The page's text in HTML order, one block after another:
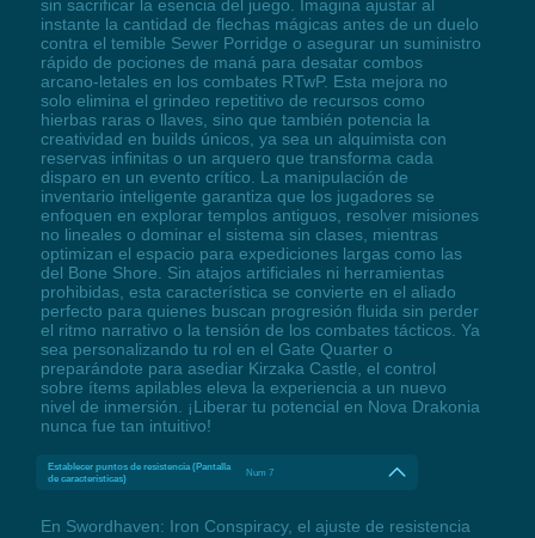
sin sacrificar la esencia del juego. Imagina ajustar al
instante la cantidad de flechas mágicas antes de un duelo
contra el temible Sewer Porridge o asegurar un suministro
rápido de pociones de maná para desatar combos
arcano-letales en los combates RTwP. Esta mejora no
solo elimina el grindeo repetitivo de recursos como
hierbas raras o llaves, sino que también potencia la
creatividad en builds únicos, ya sea un alquimista con
reservas infinitas o un arquero que transforma cada
disparo en un evento crítico. La manipulación de
inventario inteligente garantiza que los jugadores se
enfoquen en explorar templos antiguos, resolver misiones
no lineales o dominar el sistema sin clases, mientras
optimizan el espacio para expediciones largas como las
del Bone Shore. Sin atajos artificiales ni herramientas
prohibidas, esta característica se convierte en el aliado
perfecto para quienes buscan progresión fluida sin perder
el ritmo narrativo o la tensión de los combates tácticos. Ya
sea personalizando tu rol en el Gate Quarter o
preparándote para asediar Kirzaka Castle, el control
sobre ítems apilables eleva la experiencia a un nuevo
nivel de inmersión. ¡Liberar tu potencial en Nova Drakonia
nunca fue tan intuitivo!
Establecer puntos de resistencia (Pantalla
de características)
Num 7
En Swordhaven: Iron Conspiracy, el ajuste de resistencia